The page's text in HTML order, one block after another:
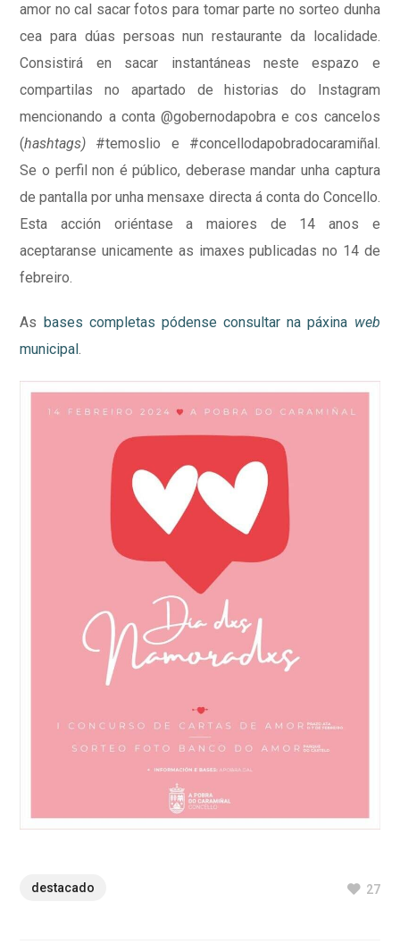
amor no cal sacar fotos para tomar parte no sorteo dunha
cea para dúas persoas nun restaurante da localidade.
Consistirá en sacar instantáneas neste espazo e
compartilas no apartado de historias do Instagram
mencionando a conta @gobernodapobra e cos cancelos
(hashtags) #temoslio e #concellodapobradocaramiñal.
Se o perfil non é público, deberase mandar unha captura
de pantalla por unha mensaxe directa á conta do Concello.
Esta acción oriéntase a maiores de 14 anos e
aceptaranse unicamente as imaxes publicadas no 14 de
febreiro.
As bases completas pódense consultar na páxina web
municipal.
destacado 27